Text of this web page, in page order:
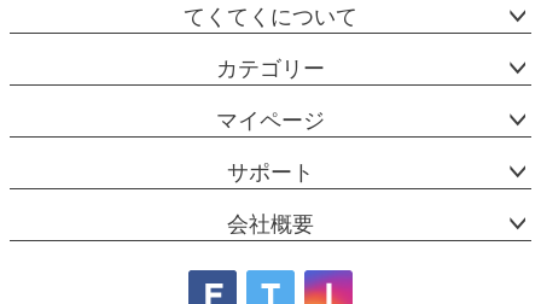
てくてくについて
カテゴリー
マイページ
サポート
会社概要